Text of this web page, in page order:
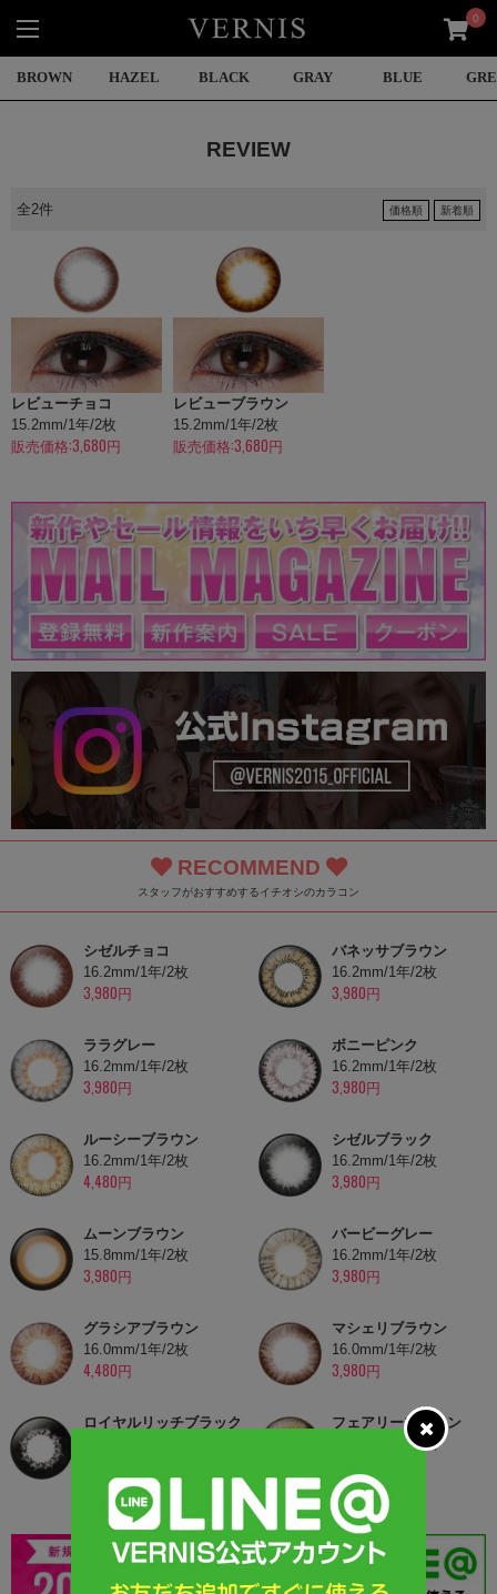
0
BROWN HAZEL BLACK GRAY BLUE
REVIEW
全2件 価格順 新着順
レビューチョコ
15.2mm/1年/2枚
販売価格:3,680円
レビューブラウン
15.2mm/1年/2枚
販売価格:3,680円
RECOMMEND
スタッフがおすすめするイチオシのカラコン
シゼルチョコ
16.2mm/1年/2枚
3,980円
バネッサブラウン
16.2mm/1年/2枚
3,980円
ララグレー
16.2mm/1年/2枚
3,980円
ボニーピンク
16.2mm/1年/2枚
3,980円
ルーシーブラウン
16.2mm/1年/2枚
4,480円
シゼルブラック
16.2mm/1年/2枚
3,980円
ムーンブラウン
15.8mm/1年/2枚
3,980円
バービーグレー
16.2mm/1年/2枚
3,980円
グラシアブラウン
16.0mm/1年/2枚
4,480円
マシェリブラウン
16.0mm/1年/2枚
3,980円
ロイヤルリッチブラック
フェアリーブラウン
16.0mm/1年/2枚